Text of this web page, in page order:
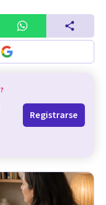
?
Registrarse